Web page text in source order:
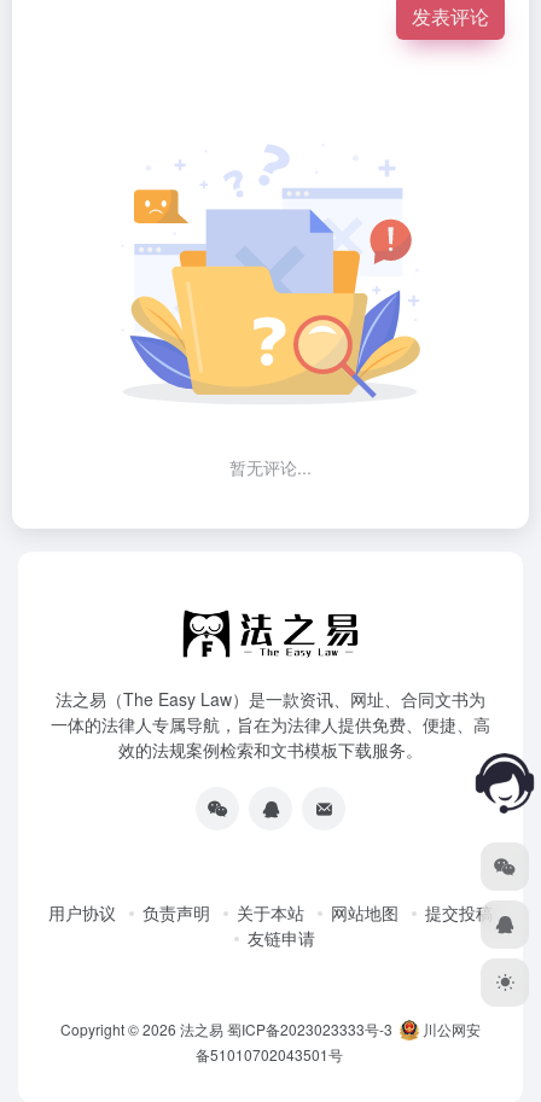
发表评论
暂无评论...
法之易（The Easy Law）是一款资讯、网址、合同文书为
一体的法律人专属导航，旨在为法律人提供免费、便捷、高
效的法规案例检索和文书模板下载服务。
用户协议 负责声明 关于本站 网站地图
提交投稿
友链申请
Copyright © 2026 法之易蜀ICP备2023023333号-3
川公网安
备51010702043501号